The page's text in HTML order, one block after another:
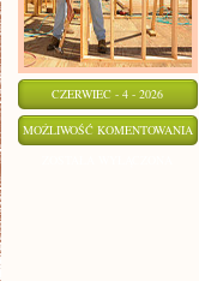
CZERWIEC - 4 - 2026
MOŻLIWOŚĆ KOMENTOWANIA